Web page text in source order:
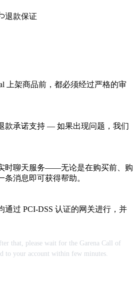
退款保证
上架商品前，都必须经过严格的审
款承诺支持 — 如果出现问题，我们
时聊天服务——无论是在购买前、购
消息即可获得帮助。
通过 PCI-DSS 认证的网关进行，并
that, please wait for the Garena Call of
to your account within few minutes.